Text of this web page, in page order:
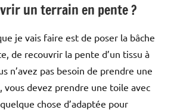
un terrain en pente ?
je vais faire est de poser la bâche
de recouvrir la pente d’un tissu à
n’avez pas besoin de prendre une
vous devez prendre une toile avec
chose d’adaptée pour